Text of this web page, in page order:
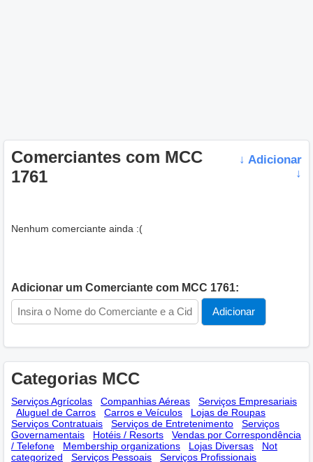
Comerciantes com MCC
1761
↓ Adicionar
↓
Nenhum comerciante ainda :(
Adicionar um Comerciante com MCC 1761:
Categorias MCC
Serviços Agrícolas Companhias Aéreas
Serviços Empresariais
Aluguel de Carros
Carros e Veículos
Lojas de Roupas
Serviços Contratuais
Serviços de Entretenimento
Serviços
Governamentais
Hotéis / Resorts
Vendas por Correspondência
/ Telefone
Membership оrganizations Lojas Diversas
Not
categorized
Serviços Pessoais
Serviços Profissionais